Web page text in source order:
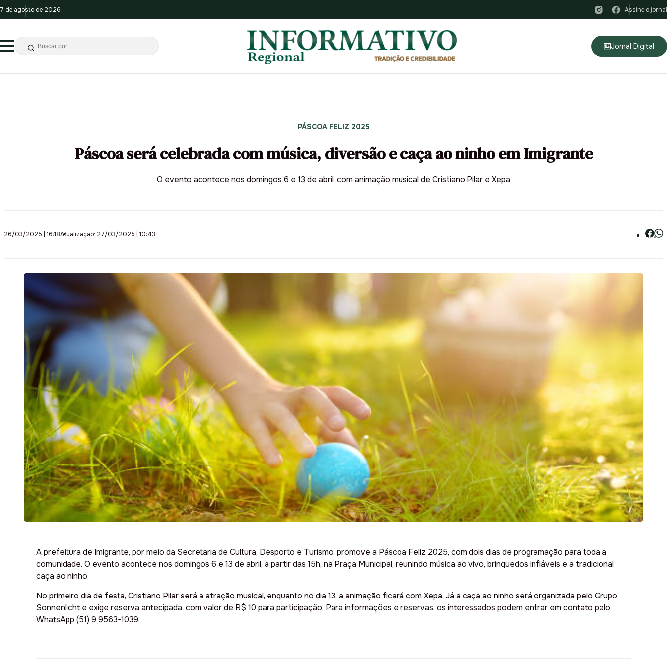
7 de agosto de 2026 Assine o jornal
Jornal Digital
PÁSCOA FELIZ 2025
Páscoa será celebrada com música, diversão e caça ao ninho em Imigrante
O evento acontece nos domingos 6 e 13 de abril, com animação musical de Cristiano Pilar e Xepa
26/03/2025 | 16:18Atualização: 27/03/2025 | 10:43
A prefeitura de Imigrante, por meio da Secretaria de Cultura, Desporto e Turismo, promove a Páscoa Feliz 2025, com dois dias de programação para toda a
comunidade. O evento acontece nos domingos 6 e 13 de abril, a partir das 15h, na Praça Municipal, reunindo música ao vivo, brinquedos infláveis e a tradicional
caça ao ninho.
No primeiro dia de festa, Cristiano Pilar será a atração musical, enquanto no dia 13, a animação ficará com Xepa. Já a caça ao ninho será organizada pelo Grupo
Sonnenlicht e exige reserva antecipada, com valor de R$ 10 para participação. Para informações e reservas, os interessados podem entrar em contato pelo
WhatsApp (51) 9 9563-1039.